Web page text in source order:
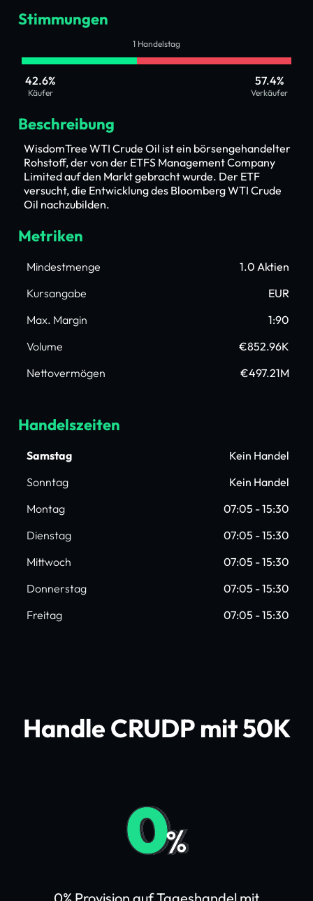
Stimmungen
1 Handelstag
42.6%
Käufer
57.4%
Verkäufer
Beschreibung
WisdomTree WTI Crude Oil ist ein börsengehandelter
Rohstoff, der von der ETFS Management Company
Limited auf den Markt gebracht wurde. Der ETF
versucht, die Entwicklung des Bloomberg WTI Crude
Oil nachzubilden.
Metriken
Mindestmenge
1.0 Aktien
Kursangabe
EUR
Max. Margin
1:90
Volume
€852.96K
Nettovermögen
€497.21M
Handelszeiten
Samstag
Kein Handel
Sonntag
Kein Handel
Montag
07:05 - 15:30
Dienstag
07:05 - 15:30
Mittwoch
07:05 - 15:30
Donnerstag
07:05 - 15:30
Freitag
07:05 - 15:30
Handle CRUDP mit 50K